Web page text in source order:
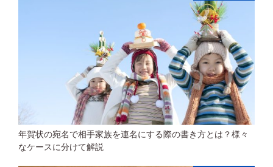
年賀状の宛名で相手家族を連名にする際の書き方とは？様々
なケースに分けて解説